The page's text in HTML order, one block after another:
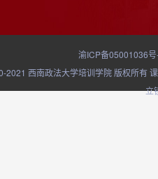
渝ICP备05001036
2021 西南政法大学培训学院 版权所有
立